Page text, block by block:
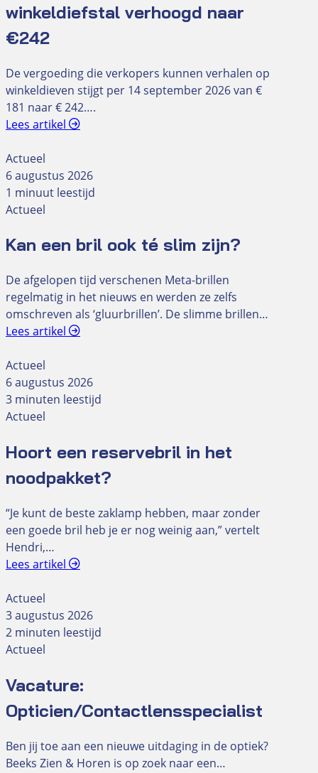
winkeldiefstal verhoogd naar
€242
De vergoeding die verkopers kunnen verhalen op
winkeldieven stijgt per 14 september 2026 van €
181 naar € 242….
Lees artikel
Actueel
6 augustus 2026
1 minuut leestijd
Actueel
Kan een bril ook té slim zijn?
De afgelopen tijd verschenen Meta-brillen
regelmatig in het nieuws en werden ze zelfs
omschreven als ‘gluurbrillen’. De slimme brillen…
Lees artikel
Actueel
6 augustus 2026
3 minuten leestijd
Actueel
Hoort een reservebril in het
noodpakket?
“Je kunt de beste zaklamp hebben, maar zonder
een goede bril heb je er nog weinig aan,” vertelt
Hendri,…
Lees artikel
Actueel
3 augustus 2026
2 minuten leestijd
Actueel
Vacature:
Opticien/Contactlensspecialist
Ben jij toe aan een nieuwe uitdaging in de optiek?
Beeks Zien & Horen is op zoek naar een…